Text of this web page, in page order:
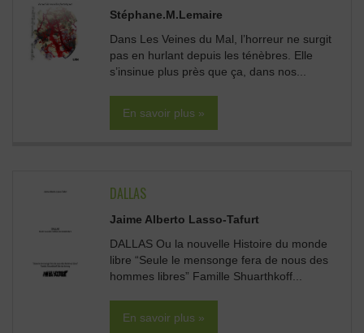
Stéphane.M.Lemaire
Dans Les Veines du Mal, l’horreur ne surgit
pas en hurlant depuis les ténèbres. Elle
s’insinue plus près que ça, dans nos...
En savoir plus »
DALLAS
Jaime Alberto Lasso-Tafurt
DALLAS Ou la nouvelle Histoire du monde
libre “Seule le mensonge fera de nous des
hommes libres” Famille Shuarthkoff...
En savoir plus »